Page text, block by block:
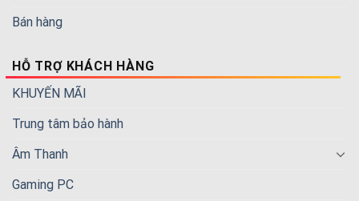
Bán hàng
HỖ TRỢ KHÁCH HÀNG
KHUYẾN MÃI
Trung tâm bảo hành
Âm Thanh
Gaming PC